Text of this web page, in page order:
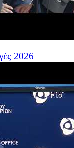
2026